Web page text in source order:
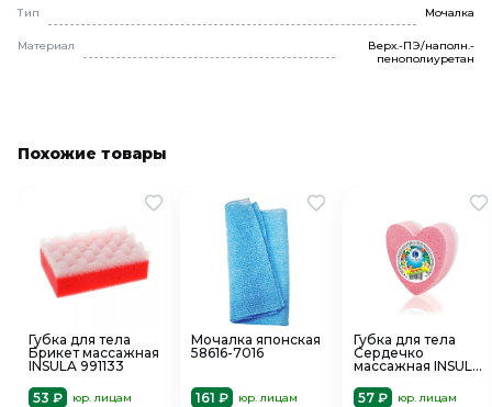
Тип Мочалка
Материал
Верх.-ПЭ/наполн.-
пенополиуретан
Похожие товары
Губка для тела
Брикет массажная
INSULA 991133
53 ₽
юр. лицам
Мочалка японская
58616-7016
161 ₽ юр. лицам
Губка для тела
Сердечко
массажная INSULA
57 ₽
юр. лицам